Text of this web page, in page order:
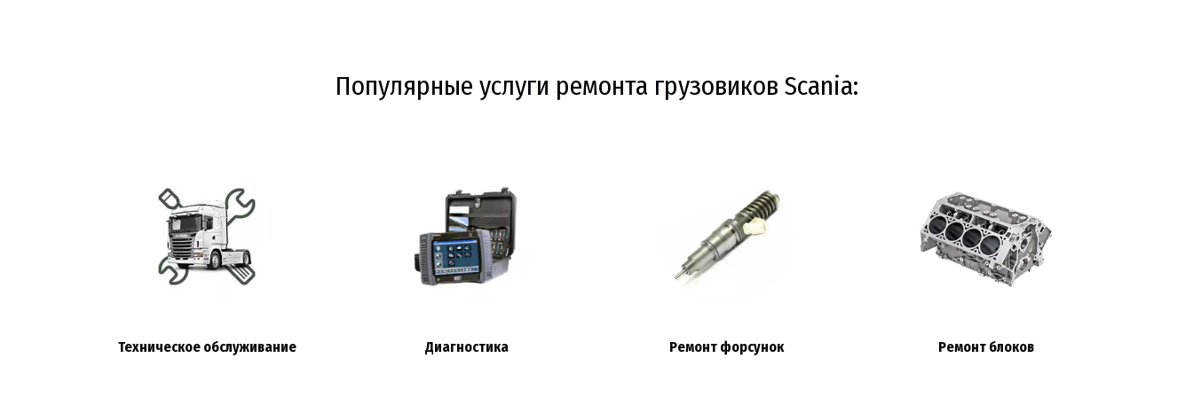
Популярные услуги ремонта грузовиков Scania:
Техническое обслуживание Диагностика Ремонт форсунок Ремонт блоков